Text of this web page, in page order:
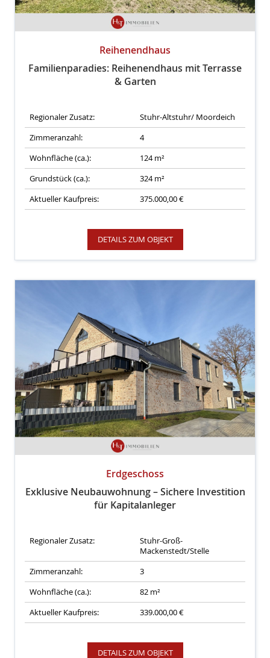
Reihenendhaus
Familienparadies: Reihenendhaus mit Terrasse
& Garten
Regionaler Zusatz:
Stuhr-Altstuhr/ Moordeich
Zimmeranzahl:
4
Wohnfläche (ca.):
124 m²
Grundstück (ca.):
324 m²
Aktueller Kaufpreis:
375.000,00 €
DETAILS ZUM OBJEKT
Erdgeschoss
Exklusive Neubauwohnung – Sichere Investition
für Kapitalanleger
Regionaler Zusatz:
Stuhr-Groß-
Mackenstedt/Stelle
Zimmeranzahl:
3
Wohnfläche (ca.):
82 m²
Aktueller Kaufpreis:
339.000,00 €
DETAILS ZUM OBJEKT